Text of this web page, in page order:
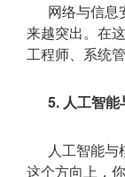
网络与信息
来越突出。在
工程师、系统
5. 人工智能
人工智能
这个方向上，